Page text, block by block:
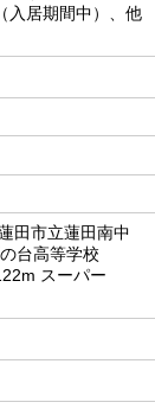
入居期間中）、他
田市立蓮田南中
台高等学校
スーパー